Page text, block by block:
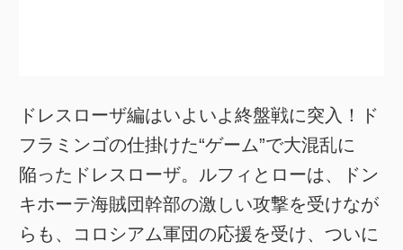
ドレスローザ編はいよいよ終盤戦に突入！ド
フラミンゴの仕掛けた“ゲーム”で大混乱に
陥ったドレスローザ。ルフィとローは、ドン
キホーテ海賊団幹部の激しい攻撃を受けなが
らも、コロシアム軍団の応援を受け、ついに